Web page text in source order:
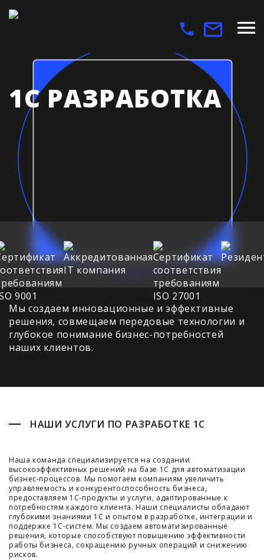
1С РАЗРАБОТКА
Мы создаем инновационные и эффективные
решения, совмещаем передовые технологии и
глубокое понимание бизнес-потребностей
наших клиентов.
НАШИ УСЛУГИ ПО РАЗРАБОТКЕ 1С
Наша команда специализируется на создании
высокоэффективных решений на базе 1С для автоматизации
бизнес-процессов. Мы помогаем компаниям увеличить
управляемость и конкурентоспособность бизнеса,
предоставляем 1С-продукты и услуги, адаптированные к
потребностям каждого клиента. Наши специалисты обладают
глубокими знаниями 1С и опытом в разработке, интеграции и
поддержке 1С-систем. Мы создаем автоматизированные
решения, которые способствуют повышению эффективности
работы бизнеса, сокращению ручных операций и снижению
рисков.